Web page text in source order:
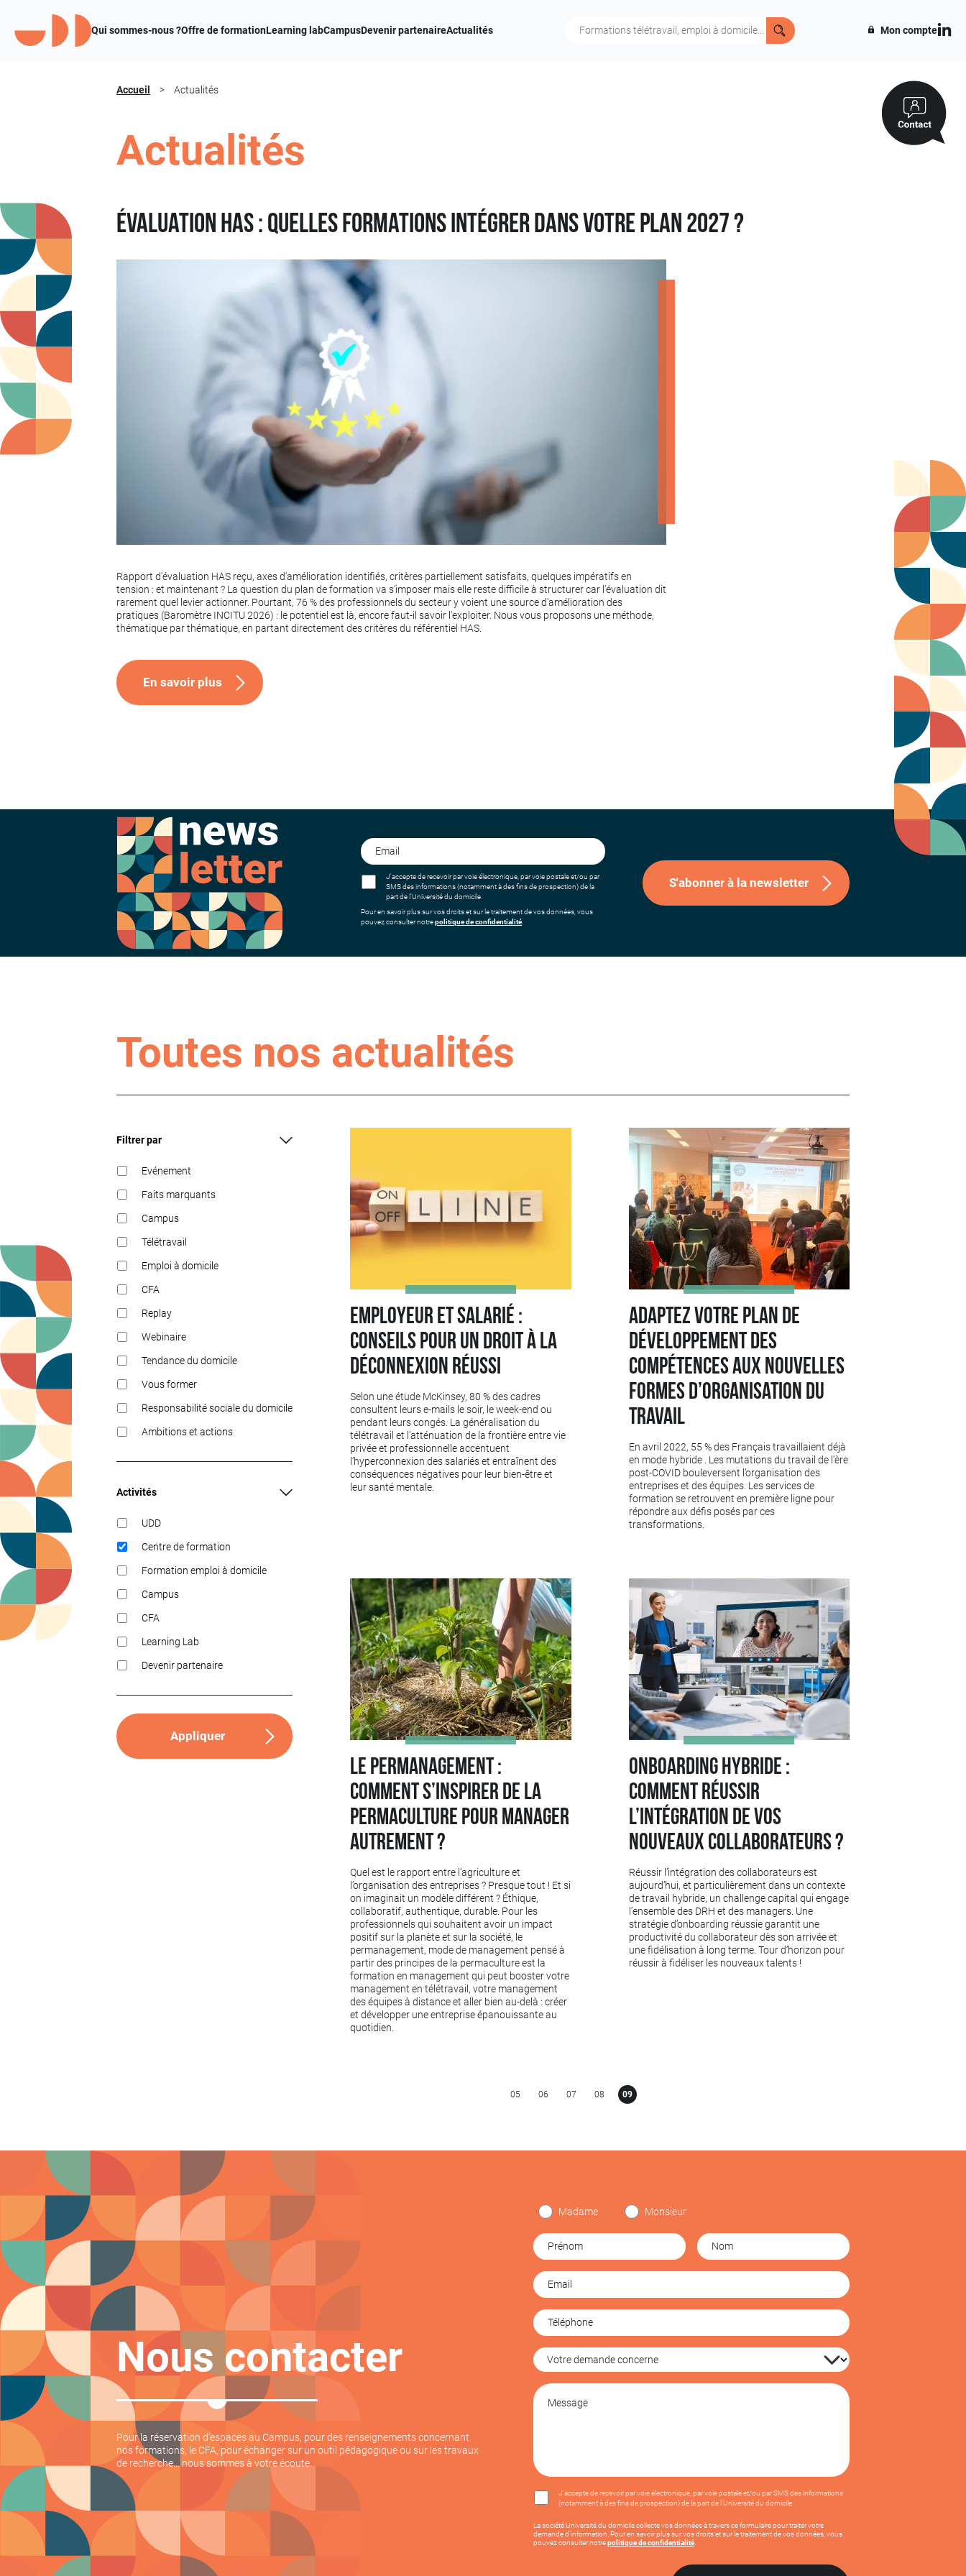
Qui sommes-nous ?Offre de formationLearning labCampusDevenir partenaireActualités Mon compte
Accueil > Actualités
Actualités
Évaluation HAS : quelles formations intégrer dans votre plan 2027 ?
Rapport d'évaluation HAS reçu, axes d'amélioration identifiés, critères partiellement satisfaits, quelques impératifs en
tension : et maintenant ? La question du plan de formation va s’imposer mais elle reste difficile à structurer car l’évaluation dit
rarement quel levier actionner. Pourtant, 76 % des professionnels du secteur y voient une source d'amélioration des
pratiques (Baromètre INCITU 2026) : le potentiel est là, encore faut-il savoir l'exploiter. Nous vous proposons une méthode,
thématique par thématique, en partant directement des critères du référentiel HAS.
En savoir plus
J'accepte de recevoir par voie électronique, par voie postale et/ou par
SMS des informations (notamment à des fins de prospection) de la
part de l'Université du domicile.
Pour en savoir plus sur vos droits et sur le traitement de vos données, vous
pouvez consulter notrepolitique de confidentialité.
S'abonner à la newsletter
Toutes nos actualités
Filtrer par
Evénement
Faits marquants
Campus
Télétravail
Emploi à domicile
CFA
Replay
Webinaire
Tendance du domicile
Vous former
Responsabilité sociale du domicile
Ambitions et actions
Activités
UDD
Centre de formation
Formation emploi à domicile
Campus
CFA
Learning Lab
Devenir partenaire
Appliquer
Employeur et salarié :
conseils pour un droit à la
déconnexion réussi
Selon une étude McKinsey, 80 % des cadres
consultent leurs e-mails le soir, le week-end ou
pendant leurs congés. La généralisation du
télétravail et l’atténuation de la frontière entre vie
privée et professionnelle accentuent
l’hyperconnexion des salariés et entraînent des
conséquences négatives pour leur bien-être et
leur santé mentale.
Adaptez votre plan de
développement des
compétences aux nouvelles
formes d’organisation du
travail
En avril 2022, 55 % des Français travaillaient déjà
en mode hybride . Les mutations du travail de l'ère
post-COVID bouleversent l’organisation des
entreprises et des équipes. Les services de
formation se retrouvent en première ligne pour
répondre aux défis posés par ces
transformations.
Le permanagement :
comment s’inspirer de la
permaculture pour manager
autrement ?
Quel est le rapport entre l’agriculture et
l’organisation des entreprises ? Presque tout ! Et si
on imaginait un modèle différent ? Éthique,
collaboratif, authentique, durable. Pour les
professionnels qui souhaitent avoir un impact
positif sur la planète et sur la société, le
permanagement, mode de management pensé à
partir des principes de la permaculture est la
formation en management qui peut booster votre
management en télétravail, votre management
des équipes à distance et aller bien au-delà : créer
et développer une entreprise épanouissante au
quotidien.
Onboarding hybride :
Comment réussir
l’intégration de vos
nouveaux collaborateurs ?
Réussir l’intégration des collaborateurs est
aujourd’hui, et particulièrement dans un contexte
de travail hybride, un challenge capital qui engage
l’ensemble des DRH et des managers. Une
stratégie d’onboarding réussie garantit une
productivité du collaborateur dès son arrivée et
une fidélisation à long terme. Tour d’horizon pour
réussir à fidéliser les nouveaux talents !
05 06 07 08 09
Nous contacter
Pour la réservation d'espaces au Campus, pour des renseignements concernant
nos formations, le CFA, pour échanger sur un outil pédagogique ou sur les travaux
de recherche... nous sommes à votre écoute.
Madame Monsieur
J'accepte de recevoir par voie électronique, par voie postale et/ou par SMS des informations
(notamment à des fins de prospection) de la part de l'Université du domicile.
La société Université du domicile collecte vos données à travers ce formulaire pour traiter votre
demande d’information. Pour en savoir plus sur vos droits et sur le traitement de vos données, vous
pouvez consulter notrepolitique de confidentialité